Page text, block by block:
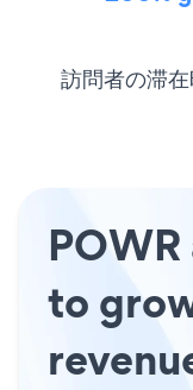
訪問者の滞
to